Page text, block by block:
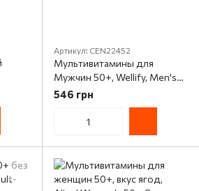
Артикул: CEN22452
Мультивитамины для
Мужчин 50+, Wellify, Men's
50+ Multivitamin Multimineral,
21st Century, 65 таблеток
546 грн